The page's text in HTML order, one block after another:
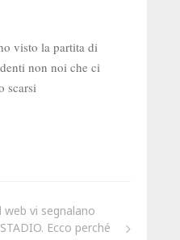
vi segnalano
Ecco perché